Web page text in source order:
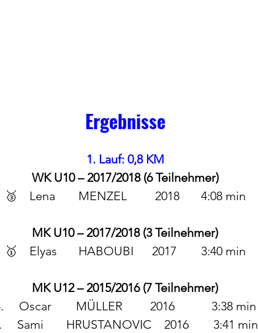
Ergebnisse
1. Lauf: 0,8 KM
WK U10 – 2017/2018 (6 Teilnehmer)
🥉 	Lena 	MENZEL	 2018 	4:08 min
MK U10 – 2017/2018 (3 Teilnehmer)
🥇 	Elyas 	HABOUBI 	2017 	3:40 min
MK U12 – 2015/2016 (7 Teilnehmer)
4.	Oscar        MÜLLER         2016            3:38 min
5.	Sami 	HRUSTANOVIC 	2016 	3:41 min